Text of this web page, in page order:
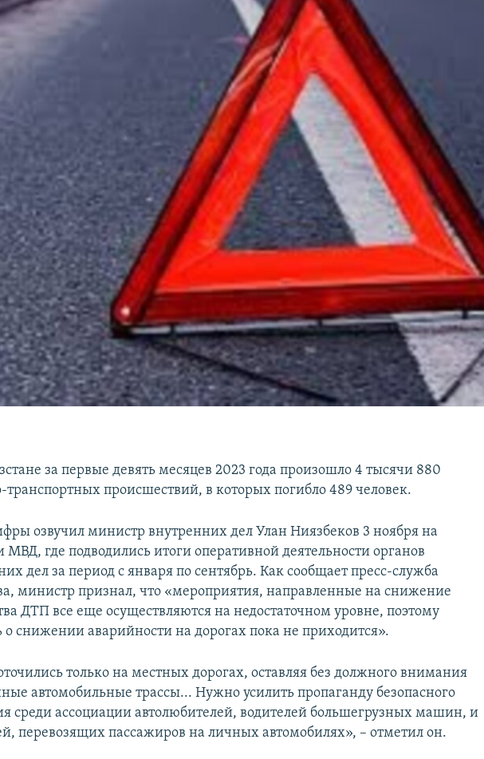
за первые девять месяцев 2023 года произошло 4 тысячи 880
происшествий, в которых погибло 489 человек.
озвучил министр внутренних дел Улан Ниязбеков 3 ноября на
МВД, где подводились итоги оперативной деятельности органов
дел за период с января по сентябрь. Как сообщает пресс-служба
министр признал, что «мероприятия, направленные на снижение
ДТП все еще осуществляются на недостаточном уровне, поэтому
о снижении аварийности на дорогах пока не приходится».
только на местных дорогах, оставляя без должного внимания
автомобильные трассы... Нужно усилить пропаганду безопасного
среди ассоциации автолюбителей, водителей большегрузных машин, и
перевозящих пассажиров на личных автомобилях», – отметил он.